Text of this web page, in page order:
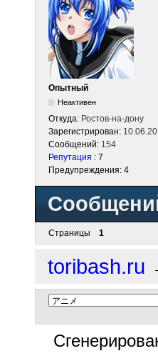
Опытный
Неактивен
Откуда: Ростов-на-дону
Зарегистрирован:
Сообщений: 154
Репутация : 7
Предупреждения: 4
Страницы 1
toribash.ru